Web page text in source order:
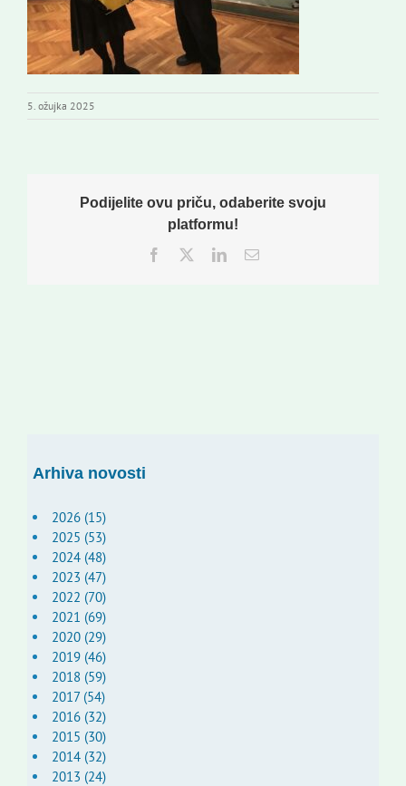
5. ožujka 2025
Podijelite ovu priču, odaberite svoju
platformu!
Facebook
TwitterLinkedInEmail:
Arhiva novosti
2026 (15)
2025 (53)
2024 (48)
2023 (47)
2022 (70)
2021 (69)
2020 (29)
2019 (46)
2018 (59)
2017 (54)
2016 (32)
2015 (30)
2014 (32)
2013 (24)